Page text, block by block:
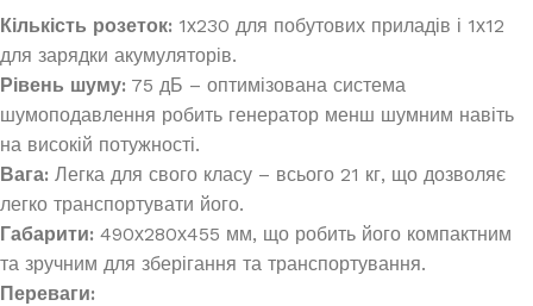
Кількість розеток: 1х230 для побутових приладів і 1х12
для зарядки акумуляторів.
Рівень шуму: 75 дБ – оптимізована система
шумоподавлення робить генератор менш шумним навіть
на високій потужності.
Вага: Легка для свого класу – всього 21 кг, що дозволяє
легко транспортувати його.
Габарити: 490х280х455 мм, що робить його компактним
та зручним для зберігання та транспортування.
Переваги: